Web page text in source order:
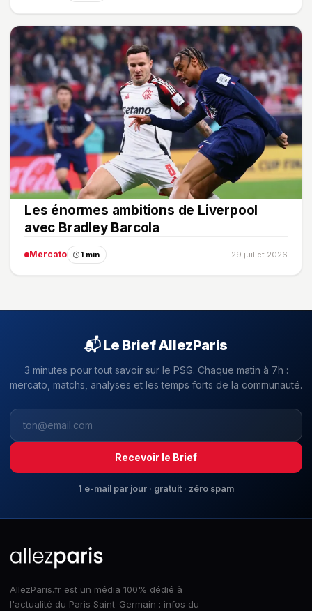
Les énormes ambitions de Liverpool
avec Bradley Barcola
Mercato 1 min 29 juillet 2026
📬 Le Brief AllezParis
3 minutes pour tout savoir sur le PSG. Chaque matin à 7h :
mercato, matchs, analyses et les temps forts de la communauté.
Recevoir le Brief
1 e-mail par jour · gratuit · zéro spam
AllezParis.fr est un média 100% dédié à
l'actualité du Paris Saint-Germain : infos du